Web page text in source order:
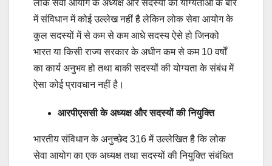
लोक सेवा आयोग के अध्यक्ष और सदस्यों की योग्यताओं के बारे
में संविधान में कोई उल्लेख नहीं है लेकिन लोक सेवा आयोग के
कुल सदस्यों में से कम से कम आधे सदस्य ऐसे हो जिनको
भारत या किसी राज्य सरकार के अधीन कम से कम 10 वर्षों
का कार्य अनुभव हो तथा बाकी सदस्यों की योग्यता के संबंध में
ऐसा कोई प्रावधान नहीं है।
आरपीएससी के अध्यक्ष और सदस्यों की नियुक्ति
भारतीय संविधान के अनुच्छेद 316 में उल्लेखित है कि लोक
सेवा आयोग का एक अध्यक्ष तथा सदस्यों की नियुक्ति संबंधित